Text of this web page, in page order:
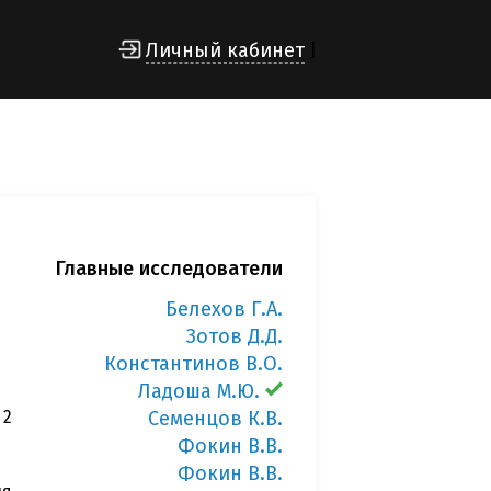
Личный кабинет
Главные исследователи
Белехов Г.А.
Зотов Д.Д.
Константинов В.О.
Ладоша М.Ю.
Семенцов К.В.
Фокин В.В.
Фокин В.В.